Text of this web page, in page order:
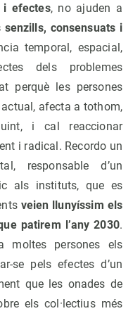
i efectes, no ajuden a
senzills, consensuats i
temporal, espacial,
dels problemes
perquè les persones
afecta a tothom,
i cal reaccionar
i radical. Recordo un
responsable d’un
als instituts, que es
veien llunyíssim els
patirem l’any 2030.
moltes persones els
se pels efectes d’un
que les onades de
els col·lectius més